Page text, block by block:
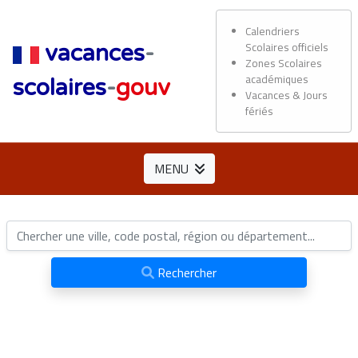
vacances-
scolaires-gouv
Calendriers
Scolaires officiels
Zones Scolaires
académiques
Vacances & Jours
fériés
MENU
Rechercher